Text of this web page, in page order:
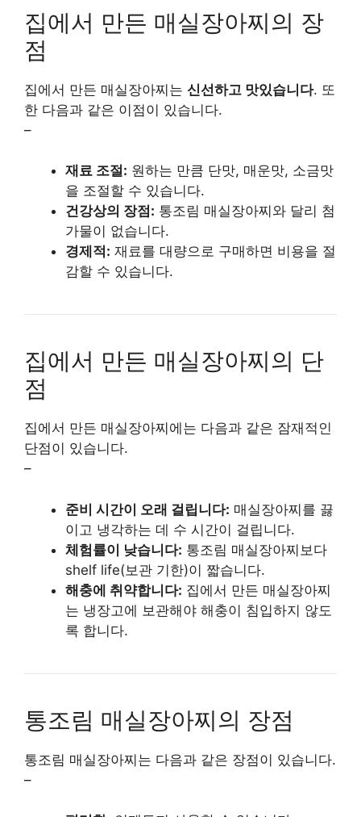
집에서 만든 매실장아찌의 장
점
집에서 만든 매실장아찌는 신선하고 맛있습니다. 또
한 다음과 같은 이점이 있습니다.
–
재료 조절: 원하는 만큼 단맛, 매운맛, 소금맛
을 조절할 수 있습니다.
건강상의 장점: 통조림 매실장아찌와 달리 첨
가물이 없습니다.
경제적: 재료를 대량으로 구매하면 비용을 절
감할 수 있습니다.
집에서 만든 매실장아찌의 단
점
집에서 만든 매실장아찌에는 다음과 같은 잠재적인
단점이 있습니다.
–
준비 시간이 오래 걸립니다: 매실장아찌를 끓
이고 냉각하는 데 수 시간이 걸립니다.
체험률이 낮습니다: 통조림 매실장아찌보다
shelf life(보관 기한)이 짧습니다.
해충에 취약합니다: 집에서 만든 매실장아찌
는 냉장고에 보관해야 해충이 침입하지 않도
록 합니다.
통조림 매실장아찌의 장점
통조림 매실장아찌는 다음과 같은 장점이 있습니다.
–